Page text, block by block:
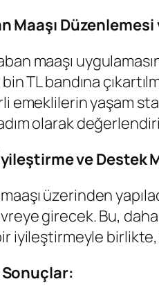
Maaşı
maaşı
bin TL bandına
emeklilerin yaşam
olarak
ve Destek
üzerinden
girecek. Bu,
iyileştirmeyle birlikte,